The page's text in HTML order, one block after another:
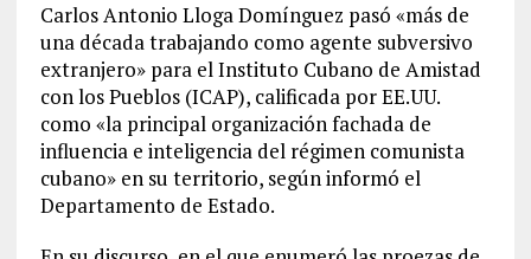
Carlos Antonio Lloga Domínguez pasó «más de
una década trabajando como agente subversivo
extranjero» para el Instituto Cubano de Amistad
con los Pueblos (ICAP), calificada por EE.UU.
como «la principal organización fachada de
influencia e inteligencia del régimen comunista
cubano» en su territorio, según informó el
Departamento de Estado.